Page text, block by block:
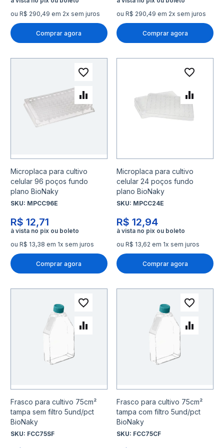
ou R$ 290,49 em 2x sem juros
Comprar agora
ou R$ 290,49 em 2x sem juros
Comprar agora
Microplaca para cultivo
celular 96 poços fundo
plano BioNaky
SKU: MPCC96E
R$ 12,71
ou R$ 13,38 em 1x sem juros
Comprar agora
Adicionar à lista de
Adicionar para Comparar
Microplaca para cultivo
celular 24 poços fundo
plano BioNaky
SKU: MPCC24E
R$ 12,94
ou R$ 13,62 em 1x sem juros
Comprar agora
Frasco para cultivo 75cm²
tampa sem filtro 5und/pct
BioNaky
SKU: FCC75SF
Adicionar à lista de
Adicionar para Comparar
Frasco para cultivo 75cm²
tampa com filtro 5und/pct
BioNaky
SKU: FCC75CF